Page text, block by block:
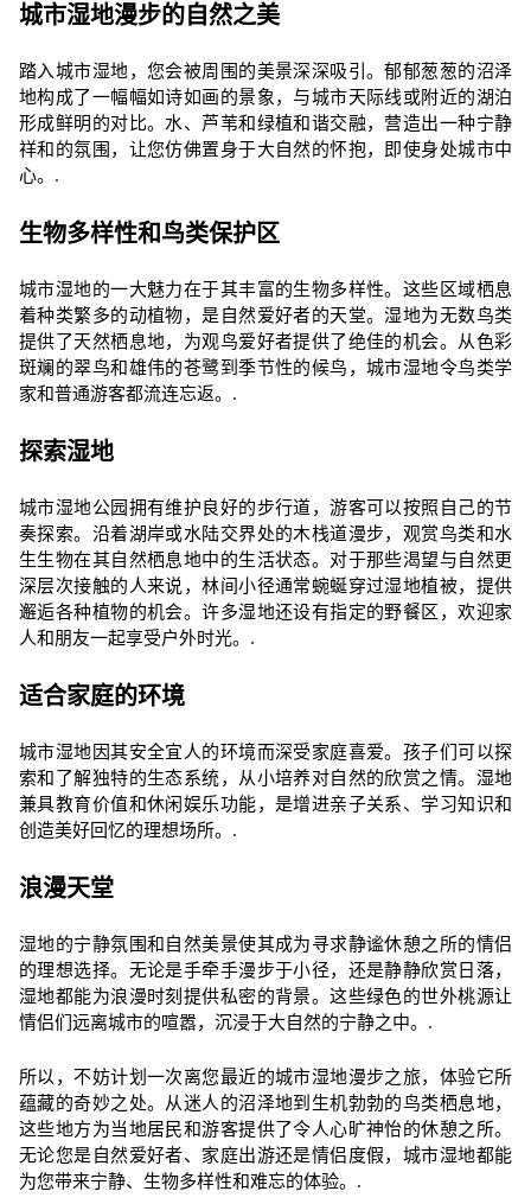
城市湿地漫步的自然之美
踏入城市湿地，您会被周围的美景深深吸引。郁郁葱葱的沼泽
地构成了一幅幅如诗如画的景象，与城市天际线或附近的湖泊
形成鲜明的对比。水、芦苇和绿植和谐交融，营造出一种宁静
祥和的氛围，让您仿佛置身于大自然的怀抱，即使身处城市中
心。.
生物多样性和鸟类保护区
城市湿地的一大魅力在于其丰富的生物多样性。这些区域栖息
着种类繁多的动植物，是自然爱好者的天堂。湿地为无数鸟类
提供了天然栖息地，为观鸟爱好者提供了绝佳的机会。从色彩
斑斓的翠鸟和雄伟的苍鹭到季节性的候鸟，城市湿地令鸟类学
家和普通游客都流连忘返。.
探索湿地
城市湿地公园拥有维护良好的步行道，游客可以按照自己的节
奏探索。沿着湖岸或水陆交界处的木栈道漫步，观赏鸟类和水
生生物在其自然栖息地中的生活状态。对于那些渴望与自然更
深层次接触的人来说，林间小径通常蜿蜒穿过湿地植被，提供
邂逅各种植物的机会。许多湿地还设有指定的野餐区，欢迎家
人和朋友一起享受户外时光。.
适合家庭的环境
城市湿地因其安全宜人的环境而深受家庭喜爱。孩子们可以探
索和了解独特的生态系统，从小培养对自然的欣赏之情。湿地
兼具教育价值和休闲娱乐功能，是增进亲子关系、学习知识和
创造美好回忆的理想场所。.
浪漫天堂
湿地的宁静氛围和自然美景使其成为寻求静谧休憩之所的情侣
的理想选择。无论是手牵手漫步于小径，还是静静欣赏日落，
湿地都能为浪漫时刻提供私密的背景。这些绿色的世外桃源让
情侣们远离城市的喧嚣，沉浸于大自然的宁静之中。.
所以，不妨计划一次离您最近的城市湿地漫步之旅，体验它所
蕴藏的奇妙之处。从迷人的沼泽地到生机勃勃的鸟类栖息地，
这些地方为当地居民和游客提供了令人心旷神怡的休憩之所。
无论您是自然爱好者、家庭出游还是情侣度假，城市湿地都能
为您带来宁静、生物多样性和难忘的体验。.